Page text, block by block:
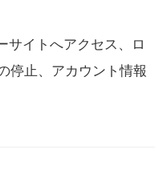
サイトへアクセス、ロ
停止、アカウント情報